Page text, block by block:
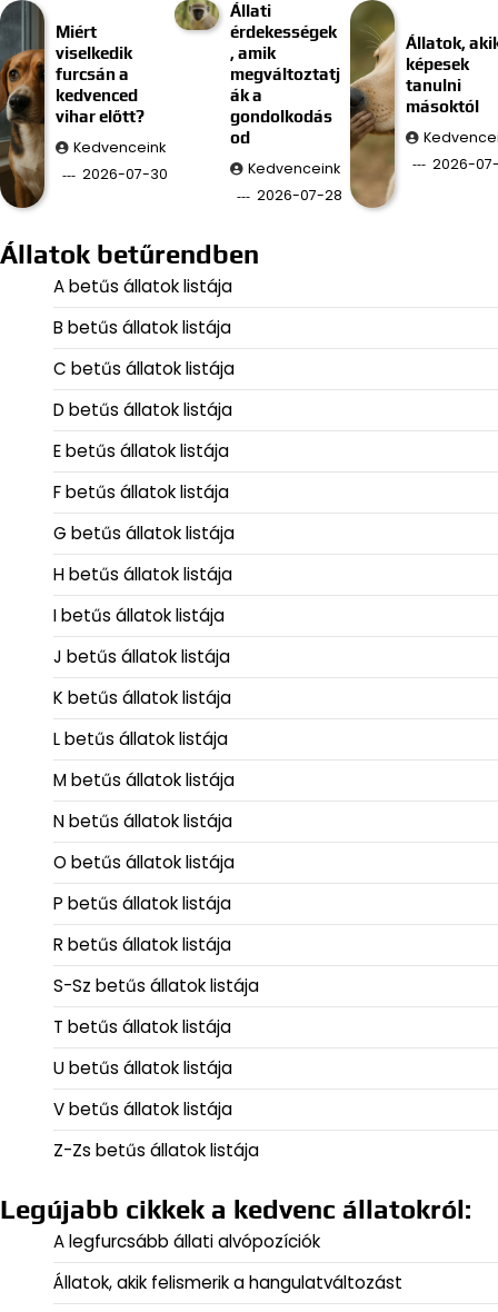
Miért
viselkedik
furcsán a
kedvenced
vihar előtt?
Kedvenceink
2026-07-30
Állati
érdekességek
, amik
megváltoztatj
ák a
gondolkodás
od
Kedvenceink
2026-07-28
Állatok,
képesek
tanulni
másoktól
2026-
Állatok betűrendben
A betűs állatok listája
B betűs állatok listája
C betűs állatok listája
D betűs állatok listája
E betűs állatok listája
F betűs állatok listája
G betűs állatok listája
H betűs állatok listája
I betűs állatok listája
J betűs állatok listája
K betűs állatok listája
L betűs állatok listája
M betűs állatok listája
N betűs állatok listája
O betűs állatok listája
P betűs állatok listája
R betűs állatok listája
S-Sz betűs állatok listája
T betűs állatok listája
U betűs állatok listája
V betűs állatok listája
Z-Zs betűs állatok listája
Legújabb cikkek a kedvenc állatokról:
A legfurcsább állati alvópozíciók
Állatok, akik felismerik a hangulatváltozást